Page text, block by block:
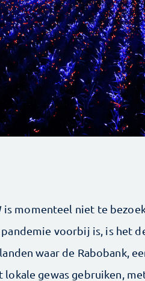
is momenteel niet te
voorbij is, is het
waar de Rabobank,
lokale gewas gebruiken,